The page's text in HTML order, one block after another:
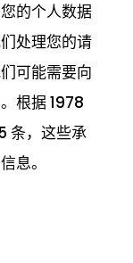
的个人数据
处理您的请
可能需要向
根据 1978
条，这些承
息。